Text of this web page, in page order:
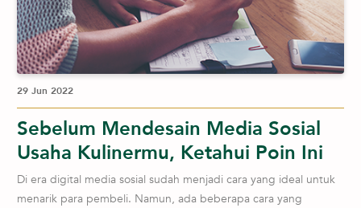
29 Jun 2022
Sebelum Mendesain Media Sosial
Usaha Kulinermu, Ketahui Poin Ini
Di era digital media sosial sudah menjadi cara yang ideal untuk
menarik para pembeli. Namun, ada beberapa cara yang